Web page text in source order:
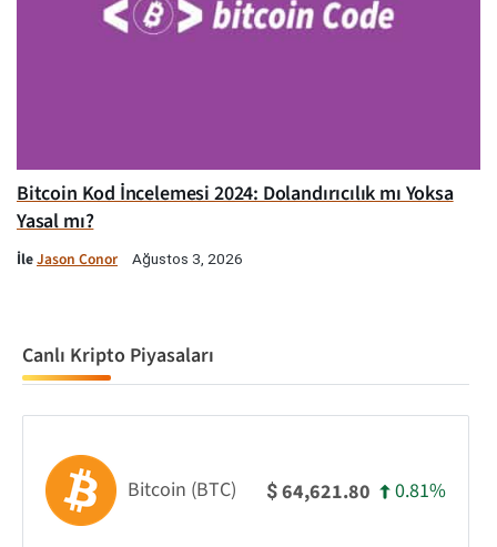
Bitcoin Kod İncelemesi 2024: Dolandırıcılık mı Yoksa
Yasal mı?
İleJason Conor Ağustos 3, 2026
Canlı Kripto Piyasaları
Bitcoin (BTC) $64,621.80 0.81%